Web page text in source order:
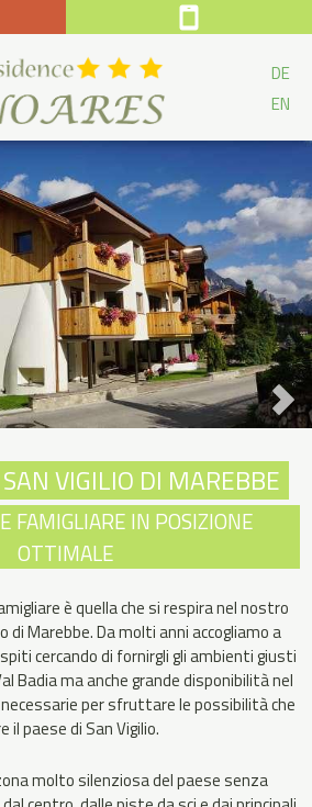
DE
EN
VIGILIO DI MAREBBE
FAMIGLIARE IN POSIZIONE
OTTIMALE
è quella che si respira nel nostro
di Marebbe. Da molti anni accogliamo a
cercando di fornirgli gli ambienti giusti
Badia ma anche grande disponibilità nel
per sfruttare le possibilità che
il paese di San Vigilio.
molto silenziosa del paese senza